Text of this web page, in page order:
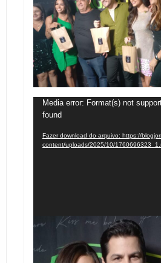
Tocador
de
vídeo
Media error: Format(s) not
found
Fazer download do arquivo: https://
content/uploads/2025/10/